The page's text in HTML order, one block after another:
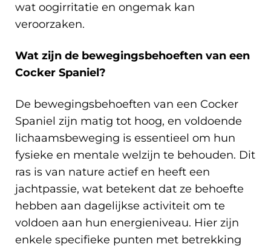
wat oogirritatie en ongemak kan
veroorzaken.
Wat zijn de bewegingsbehoeften van een
Cocker Spaniel?
De bewegingsbehoeften van een Cocker
Spaniel zijn matig tot hoog, en voldoende
lichaamsbeweging is essentieel om hun
fysieke en mentale welzijn te behouden. Dit
ras is van nature actief en heeft een
jachtpassie, wat betekent dat ze behoefte
hebben aan dagelijkse activiteit om te
voldoen aan hun energieniveau. Hier zijn
enkele specifieke punten met betrekking